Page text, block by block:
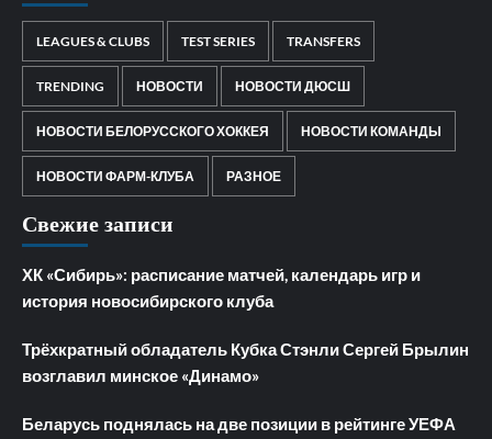
LEAGUES & CLUBS TEST SERIES TRANSFERS
TRENDING НОВОСТИ НОВОСТИ ДЮСШ
НОВОСТИ БЕЛОРУССКОГО ХОККЕЯ НОВОСТИ КОМАНДЫ
НОВОСТИ ФАРМ-КЛУБА РАЗНОЕ
Свежие записи
ХК «Сибирь»: расписание матчей, календарь игр и
история новосибирского клуба
Трёхкратный обладатель Кубка Стэнли Сергей Брылин
возглавил минское «Динамо»
Беларусь поднялась на две позиции в рейтинге УЕФА